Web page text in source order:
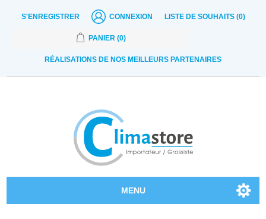
S'ENREGISTRER CONNEXION LISTE DE SOUHAITS (0)
PANIER (0)
RÉALISATIONS DE NOS MEILLEURS PARTENAIRES
MENU